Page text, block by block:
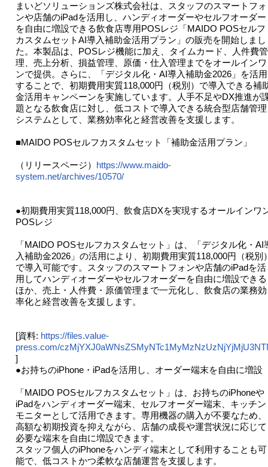
まいどソリューションズ株式会社は、スタッフのスマートフォ
ンや店舗のiPadを活用し、ハンディオーダーやセルフオーダー
を自由に増設できる飲食店専用POSレジ「MAIDO POSセルフ
カスタムセットAI導入補助金活用プラン」の販売を開始しまし
た。本製品は、POSレジ機能に加え、タイムカード、人件費管
理、売上分析、損益管理、原価・仕入管理までをオールインワ
ンで提供。さらに、「デジタル化・AI導入補助金2026」を活用
することで、初期費用実質118,000円（税別）で導入できる補
金活用キャンペーンを実施しています。人手不足やDX推進が
題となる飲食店に対し、低コストで導入できる統合型店舗管理
システムとして、業務効率化と経営改善を支援します。
■MAIDO POSセルフカスタムセット「補助金活用プラン」
（リリースページ） https://www.maido-
system.net/archives/10570/
●初期費用実質118,000円、飲食店DXを実現するオールインワ
POSレジ
「MAIDO POSセルフカスタムセット」は、「デジタル化・AI
入補助金2026」の活用により、初期費用実質118,000円（税別
で導入可能です。スタッフのスマートフォンや店舗のiPadを活
用してハンディオーダーやセルフオーダーを自由に増設できる
ほか、売上・人件費・原価管理まで一元化し、飲食店の業務効
率化と経営改善を支援します。
[資料: https://files.value-
press.com/
]
●お持ちのiPhone・iPadを活用し、オーダー端末を自由に増設
「MAIDO POSセルフカスタムセット」は、お持ちのiPhoneや
iPadをハンディオーダー端末、セルフオーダー端末、キッチン
モニターとして活用できます。専用機器の購入が不要なため、
高額な初期投資を抑えながら、店舗の成長や運営状況に応じて
必要な端末を自由に増設できます。
スタッフ個人のiPhoneをハンディ端末として利用することも可
能で、低コストかつ柔軟な店舗運営を支援します。